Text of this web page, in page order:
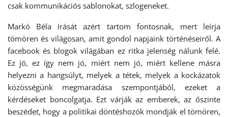
csak kommunikációs sablonokat, szlogeneket.
Markó Béla írását azért tartom fontosnak, mert leírja
tömören és világosan, amit gondol napjaink történéseiről. A
facebook és blogok világában ez ritka jelenség nálunk felé.
Ez jó, ez így nem jó, miért nem jó, miért kellene másra
helyezni a hangsúlyt, melyek a tétek, melyek a kockázatok
közösségünk megmaradása szempontjából, ezeket a
kérdéseket boncolgatja. Ezt várják az emberek, az őszinte
beszédet, hogy a politikai döntéshozók mondják el tömören,